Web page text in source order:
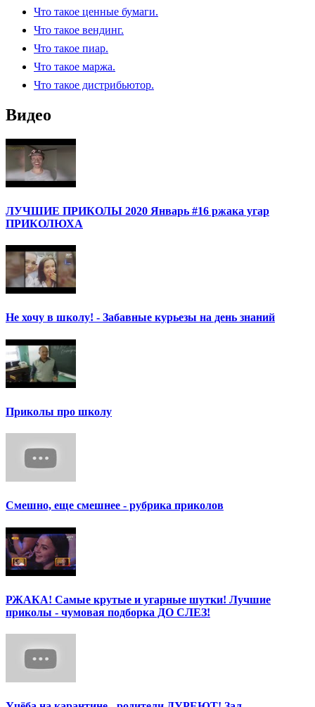
Что такое ценные бумаги.
Что такое вендинг.
Что такое пиар.
Что такое маржа.
Что такое дистрибьютор.
Видео
ЛУЧШИЕ ПРИКОЛЫ 2020 Январь #16 ржака угар
ПРИКОЛЮХА
Не хочу в школу! - Забавные курьезы на день знаний
Приколы про школу
Смешно, еще смешнее - рубрика приколов
РЖАКА! Самые крутые и угарные шутки! Лучшие
приколы - чумовая подборка ДО СЛЕЗ!